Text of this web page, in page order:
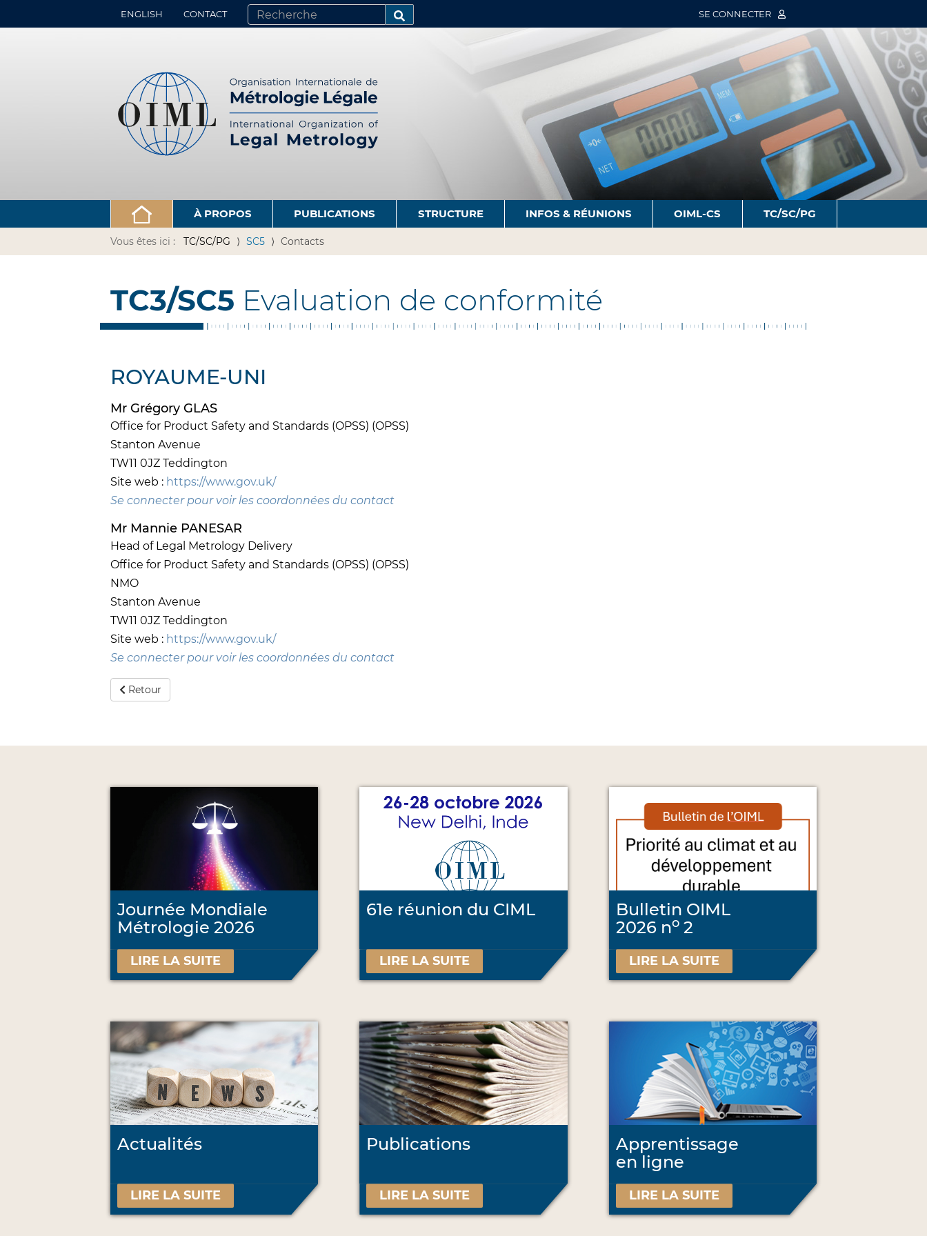
ENGLISH CONTACT
CHERCHER PAR
RECHERCHE AVANCÉE…
SE CONNECTER
À PROPOS PUBLICATIONS STRUCTURE INFOS & RÉUNIONS OIML-CS TC/SC/PG
Vous êtes ici : TC/SC/PG SC5 Contacts
TC3/SC5 Evaluation de conformité
ROYAUME-UNI
Mr Grégory GLAS
Office for Product Safety and Standards (OPSS) (OPSS)
Stanton Avenue
TW11 0JZ Teddington
Site web : https://www.gov.uk/
Se connecter pour voir les coordonnées du contact
Mr Mannie PANESAR
Head of Legal Metrology Delivery
Office for Product Safety and Standards (OPSS) (OPSS)
NMO
Stanton Avenue
TW11 0JZ Teddington
Site web : https://www.gov.uk/
Se connecter pour voir les coordonnées du contact
Retour
Journée Mondiale
Métrologie 2026
LIRE LA SUITE
61e réunion du CIML
LIRE LA SUITE
Bulletin OIML
2026 no2
LIRE LA SUITE
Actualités
LIRE LA SUITE
Publications
LIRE LA SUITE
Apprentissage
en ligne
LIRE LA SUITE